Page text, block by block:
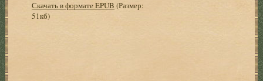
Скачать в формате EPUB (Размер:
51кб)